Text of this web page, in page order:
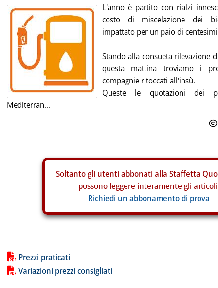
L'anno è partito con rialzi
costo di miscelazione dei
impattato per un paio di
Stando alla consueta rilevazione
questa mattina troviamo i
compagnie ritoccati all'insù.
Queste le quotazioni dei
Mediterran...
Soltanto gli utenti abbonati alla Staffetta
possono leggere interamente gli
Richiedi un abbonamento di prova
Lista allegati PDF alla notizia
Prezzi praticati
Variazioni prezzi consigliati